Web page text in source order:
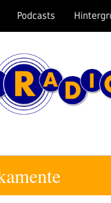
Podcasts